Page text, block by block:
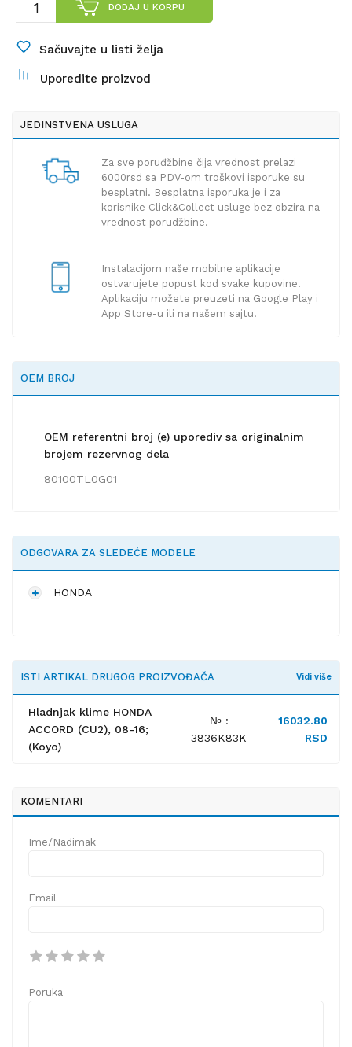
DODAJ U KORPU
Sačuvajte u listi želja
Uporedite proizvod
JEDINSTVENA USLUGA
Za sve poruđžbine čija vrednost prelazi
6000rsd sa PDV-om troškovi isporuke su
besplatni. Besplatna isporuka je i za
korisnike Click&Collect usluge bez obzira na
vrednost porudžbine.
Instalacijom naše mobilne aplikacije
ostvarujete popust kod svake kupovine.
Aplikaciju možete preuzeti na Google Play i
App Store-u ili na našem sajtu.
OEM BROJ
OEM referentni broj (e) uporediv sa originalnim
brojem rezervnog dela
80100TL0G01
ODGOVARA ZA SLEDEĆE MODELE
HONDA
ISTI ARTIKAL DRUGOG PROIZVOĐAČA Vidi više
Hladnjak klime HONDA
ACCORD (CU2), 08-16;
(Koyo)
№ :
3836K83K
16032.80
RSD
KOMENTARI
Ime/Nadimak
Email
Poruka